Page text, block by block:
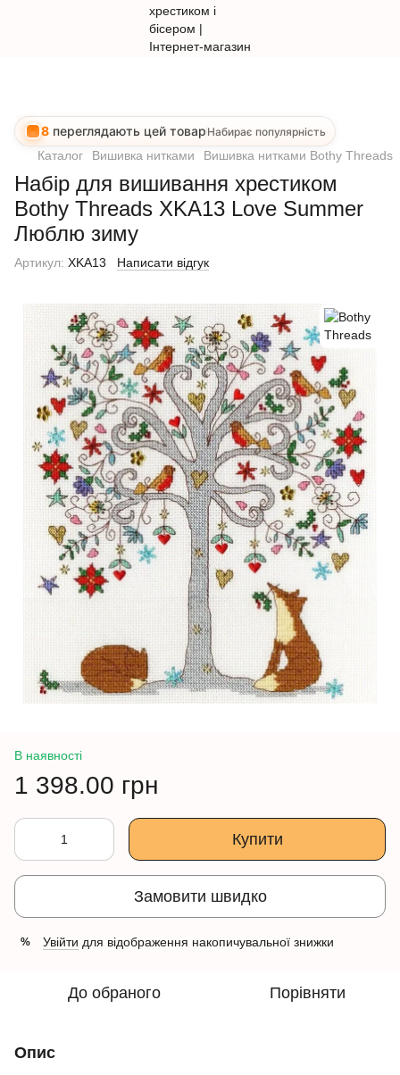
8 переглядають цей товар Набирає популярність
Каталог Вишивка нитками Вишивка нитками Bothy Threads
Набір для вишивання хрестиком
Bothy Threads XKA13 Love Summer
Люблю зиму
Артикул: XKA13 Написати відгук
В наявності
1 398.00 грн
Купити
Замовити швидко
% Увійти для відображення накопичувальної знижки
До обраного Порівняти
Опис